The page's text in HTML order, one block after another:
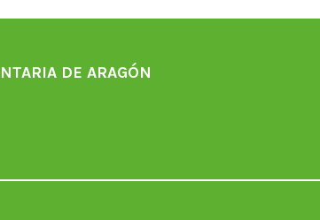
DE ARAGÓN